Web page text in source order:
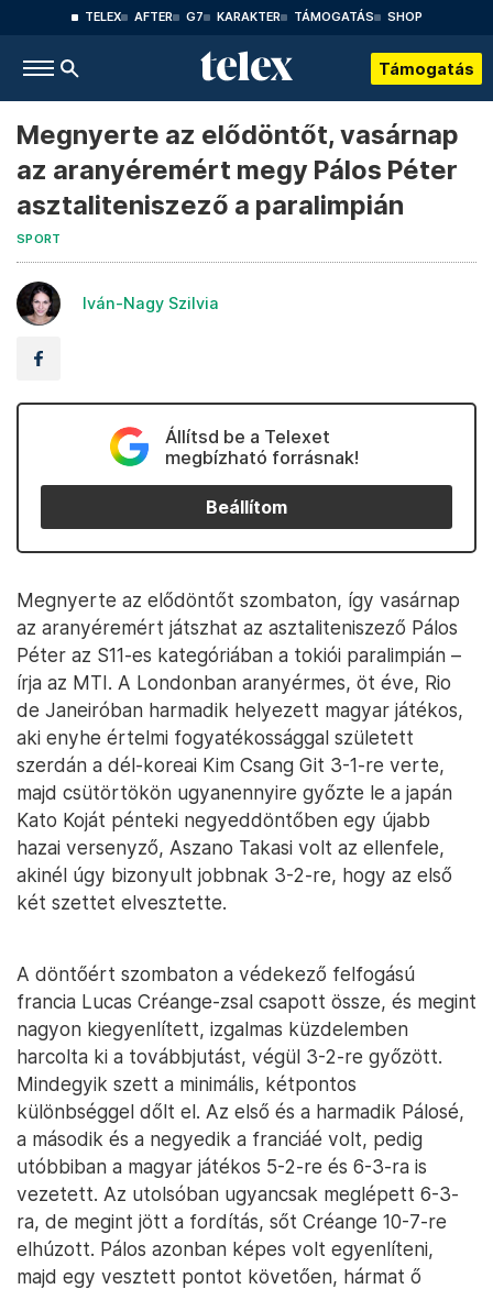
TELEX AFTER G7 KARAKTER TÁMOGATÁS SHOP
Támogatás
Megnyerte az elődöntőt, vasárnap
az aranyéremért megy Pálos Péter
asztaliteniszező a paralimpián
SPORT
Iván-Nagy Szilvia
Állítsd be a Telexet
megbízható forrásnak!
Beállítom
Megnyerte az elődöntőt szombaton, így vasárnap
az aranyéremért játszhat az asztaliteniszező Pálos
Péter az S11-es kategóriában a tokiói paralimpián –
írja az MTI. A Londonban aranyérmes, öt éve, Rio
de Janeiróban harmadik helyezett magyar játékos,
aki enyhe értelmi fogyatékossággal született
szerdán a dél-koreai Kim Csang Git 3-1-re verte,
majd csütörtökön ugyanennyire győzte le a japán
Kato Koját pénteki negyeddöntőben egy újabb
hazai versenyző, Aszano Takasi volt az ellenfele,
akinél úgy bizonyult jobbnak 3-2-re, hogy az első
két szettet elvesztette.
A döntőért szombaton a védekező felfogású
francia Lucas Créange-zsal csapott össze, és megint
nagyon kiegyenlített, izgalmas küzdelemben
harcolta ki a továbbjutást, végül 3-2-re győzött.
Mindegyik szett a minimális, kétpontos
különbséggel dőlt el. Az első és a harmadik Pálosé,
a második és a negyedik a franciáé volt, pedig
utóbbiban a magyar játékos 5-2-re és 6-3-ra is
vezetett. Az utolsóban ugyancsak meglépett 6-3-
ra, de megint jött a fordítás, sőt Créange 10-7-re
elhúzott. Pálos azonban képes volt egyenlíteni,
majd egy vesztett pontot követően, hármat ő